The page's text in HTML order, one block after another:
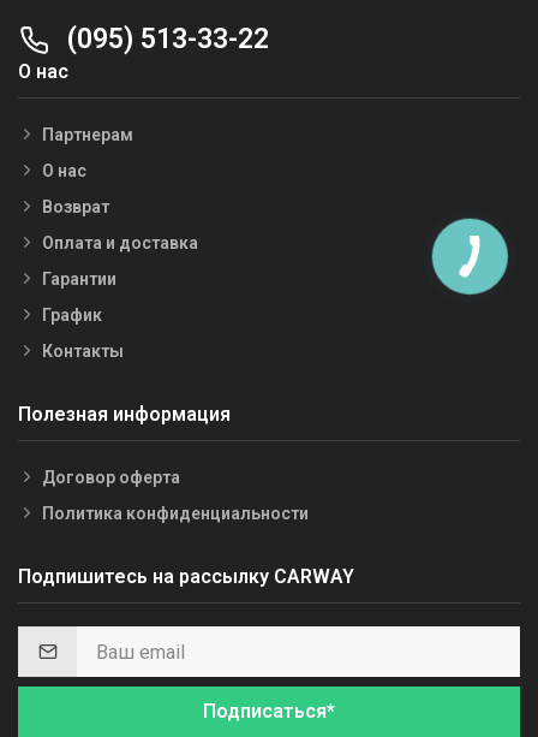
(095) 513-33-22
О нас
Партнерам
О нас
Возврат
Оплата и доставка
Гарантии
График
Контакты
Полезная информация
Договор оферта
Политика конфиденциальности
Подпишитесь на рассылку CARWAY
Подписаться*